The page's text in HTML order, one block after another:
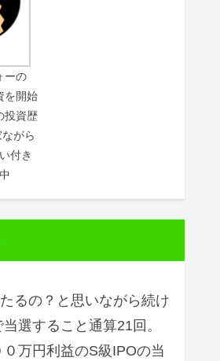
ーの
を開始
投資歴
がら
付き
るの？と思いながら続け
選すること通算21回。
万円利益のS級IPOの当